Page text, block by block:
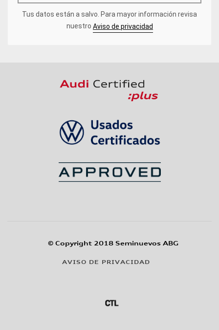
Tus datos están a salvo.
nuestro Aviso de privacidad
© Copyright 2018 Seminuevos ABG
AVISO DE PRIVACIDAD